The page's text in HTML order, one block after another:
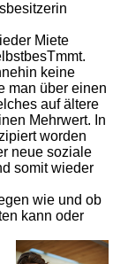
Miete
keine
man über einen
auf ältere
Mehrwert. In
worden
neue soziale
somit wieder
wie und ob
kann oder